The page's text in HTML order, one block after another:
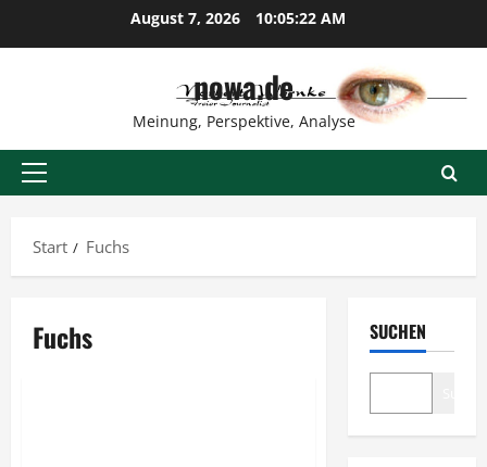
August 7, 2026 10:05:22 AM
nowa.de
Meinung, Perspektive, Analyse
Primäres
Start
Fuchs
Fuchs SUCHEN